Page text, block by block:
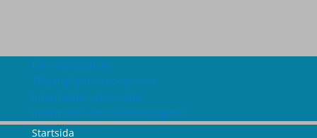
Om webbplatsen
Tillgänglighetsredogörelse
Information om cookies
Information om personuppgifter
Startsida